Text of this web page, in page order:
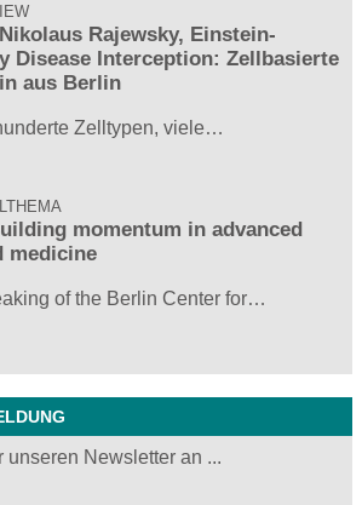
Rajewsky, Einstein-
Disease Interception: Zellbasierte
aus Berlin
Zelltypen, viele…
momentum in advanced
medicine
of the Berlin Center for…
unseren Newsletter an ...